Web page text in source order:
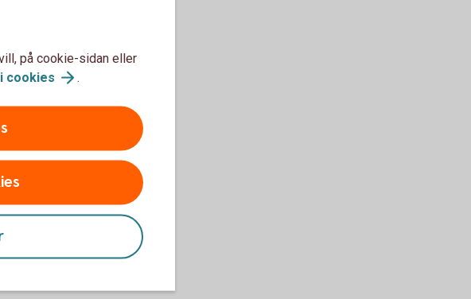
följa
på cookie-sidan eller
cookies .